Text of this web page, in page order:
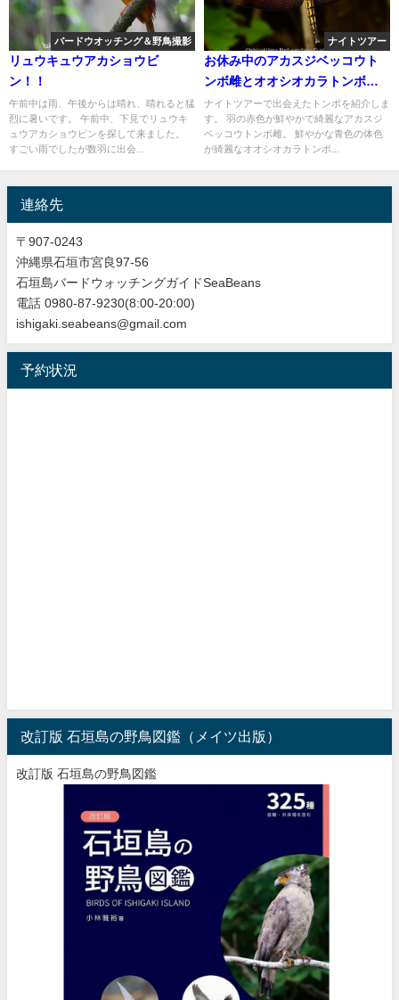
バードウオッチング＆野鳥撮影
リュウキュウアカショウビ
ン！！
午前中は雨、午後からは晴れ、晴れると猛
烈に暑いです。 午前中、下見でリュウキ
ュウアカショウビンを探して来ました。
すごい雨でしたが数羽に出会...
ナイトツアー
お休み中のアカスジベッコウト
ンボ雌とオオシオカラトンボ
雄。
ナイトツアーで出会えたトンボを紹介しま
す。 羽の赤色が鮮やかで綺麗なアカスジ
ベッコウトンボ雌。 鮮やかな青色の体色
が綺麗なオオシオカラトンボ...
連絡先
〒907-0243
沖縄県石垣市宮良97-56
石垣島バードウォッチングガイドSeaBeans
電話 0980-87-9230(8:00-20:00)
ishigaki.seabeans@gmail.com
予約状況
改訂版 石垣島の野鳥図鑑（メイツ出版）
改訂版 石垣島の野鳥図鑑